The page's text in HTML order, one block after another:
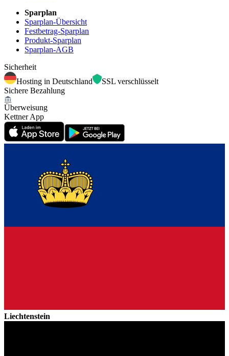
Sparplan
Sparplan-Übersicht
Festbetrag-Sparplan
Produkt-Sparplan
Sparplan-AGB
Sicherheit
Hosting in Deutschland
SSL verschlüsselt
Sichere Bezahlung
Überweisung
Kettner App
Liechtenstein